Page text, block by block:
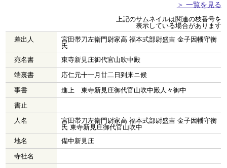
＞ 一覧を見る
上記のサムネイルは関連の枝番号を
表示している場合があります
差出人
宮田帯刀左衛門尉家高 福本式部尉盛吉 金子因幡守衡
氏
宛名書
東寺新見庄御代官山吹中殿
端裏書
応仁元十一月廿二日到来ニ候
事書
進上 東寺新見庄御代官山吹中殿人々御中
書止
人名
宮田帯刀左衛門尉家高 福本式部尉盛吉 金子因幡守衡
氏 東寺新見庄御代官山吹中
地名
備中新見庄
寺社名